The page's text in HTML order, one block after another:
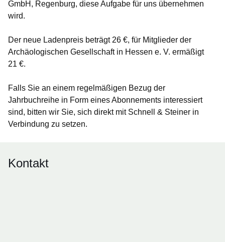
GmbH, Regenburg, diese Aufgabe für uns übernehmen
wird.
Der neue Ladenpreis beträgt 26 €, für Mitglieder der
Archäologischen Gesellschaft in Hessen e. V. ermäßigt
21 €.
Falls Sie an einem regelmäßigen Bezug der
Jahrbuchreihe in Form eines Abonnements interessiert
sind, bitten wir Sie, sich direkt mit Schnell & Steiner in
Verbindung zu setzen.
Kontakt